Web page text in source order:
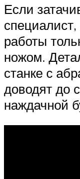
Если
специалист,
работы
ножом.
станке с
доводят до
наждачной